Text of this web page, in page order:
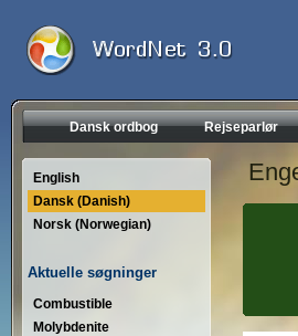
Dansk ordbog Rejseparlør
English
Dansk (Danish)
Norsk (Norwegian)
Aktuelle søgninger
Combustible
Molybdenite